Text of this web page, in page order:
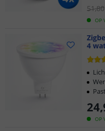
OP
51,80
4
OP
24,